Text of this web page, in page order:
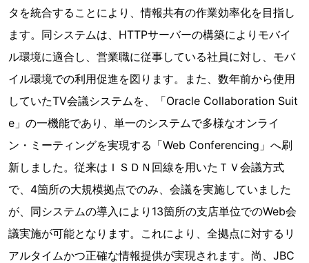
タを統合することにより、情報共有の作業効率化を目指し
ます。同システムは、HTTPサーバーの構築によりモバイ
ル環境に適合し、営業職に従事している社員に対し、モバ
イル環境での利用促進を図ります。また、数年前から使用
していたTV会議システムを、「Oracle Collaboration Suit
e」の一機能であり、単一のシステムで多様なオンライ
ン・ミーティングを実現する「Web Conferencing」へ刷
新しました。従来はＩＳＤＮ回線を用いたＴＶ会議方式
で、4箇所の大規模拠点でのみ、会議を実施していました
が、同システムの導入により13箇所の支店単位でのWeb会
議実施が可能となります。これにより、全拠点に対するリ
アルタイムかつ正確な情報提供が実現されます。尚、JBC